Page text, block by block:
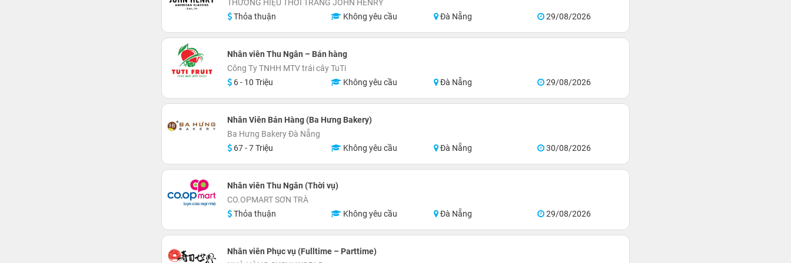
THƯƠNG HIỆU THỜI TRANG JOHN HENRY
Thỏa thuận
Không yêu cầu Đà Nẵng 29/08/2026
Nhân viên Thu Ngân – Bán hàng
Công Ty TNHH MTV trái cây TuTi
6 - 10 Triệu
Không yêu cầu Đà Nẵng 29/08/2026
Nhân Viên Bán Hàng (Ba Hưng Bakery)
Ba Hưng Bakery Đà Nẵng
67 - 7 Triệu
Không yêu cầu Đà Nẵng 30/08/2026
Nhân viên Thu Ngân (Thời vụ)
CO.OPMART SƠN TRÀ
Thỏa thuận
Không yêu cầu Đà Nẵng 29/08/2026
Nhân viên Phục vụ (Fulltime – Parttime)